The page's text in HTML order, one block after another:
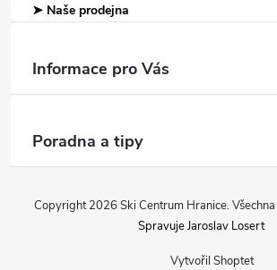
➤ Naše prodejna
Informace pro Vás
Poradna a tipy
Vytvořil Shoptet
Copyright 2026 Ski Centrum Hranice.
Spravuje Jaroslav Losert